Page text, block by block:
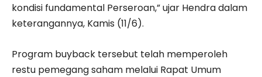
kondisi fundamental Perseroan,” ujar Hendra dalam
keterangannya, Kamis (11/6).
Program buyback tersebut telah memperoleh
restu pemegang saham melalui Rapat Umum